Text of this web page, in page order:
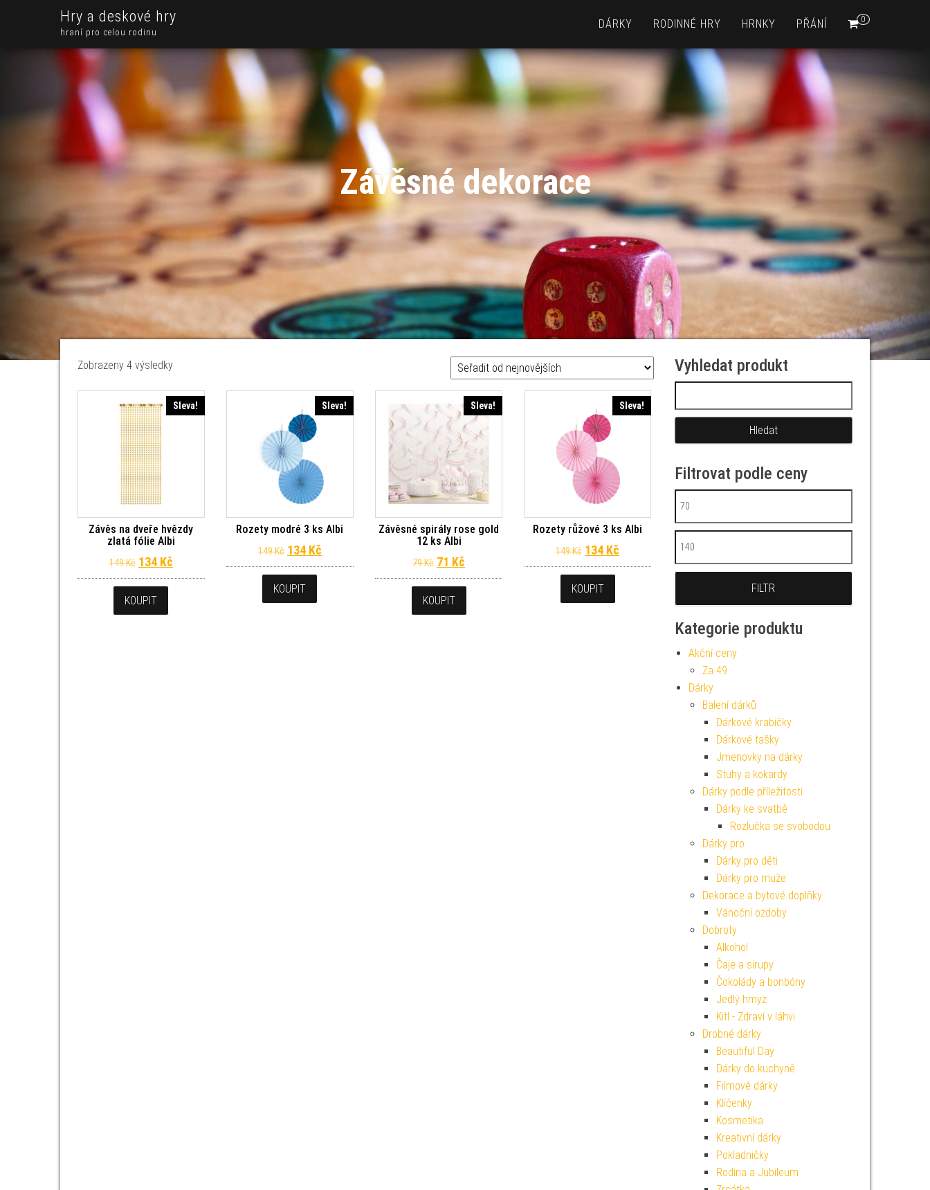
Hry a deskové hry
hraní pro celou rodinu
0
DÁRKY RODINNÉ HRY HRNKY PŘÁNÍ
Závěsné dekorace
Zobrazeny 4 výsledkySeřazeno od nejnovějších
Sleva!
Závěs na dveře hvězdy
zlatá fólie Albi
149Kč Původní cena byla: 149 Kč.
134 KčAktuální cena je: 134 Kč.
KOUPIT
Sleva!
Rozety modré 3 ks Albi
149Kč Původní cena byla: 149 Kč.
134 KčAktuální cena je: 134 Kč.
KOUPIT
Sleva!
Závěsné spirály rose gold
12 ks Albi
79Kč Původní cena byla: 79 Kč.
71 Kč
KOUPIT
Sleva!
Rozety růžové 3 ks Albi
149Kč Původní cena byla: 149 Kč.
134 Kč Aktuální cena je: 134 Kč.
KOUPIT
Vyhledat produkt
Filtrovat podle ceny
Minimální cena
Maximální cena
FILTR
Kategorie produktu
Akční ceny
Za 49
Dárky
Balení dárků
Dárkové krabičky
Dárkové tašky
Jmenovky na dárky
Stuhy a kokardy
Dárky podle příležitosti
Dárky ke svatbě
Rozlučka se svobodou
Dárky pro
Dárky pro děti
Dárky pro muže
Dekorace a bytové doplňky
Vánoční ozdoby
Dobroty
Alkohol
Čaje a sirupy
Čokolády a bonbóny
Jedlý hmyz
Kitl - Zdraví v láhvi
Drobné dárky
Beautiful Day
Dárky do kuchyně
Filmové dárky
Klíčenky
Kosmetika
Kreativní dárky
Pokladničky
Rodina a Jubileum